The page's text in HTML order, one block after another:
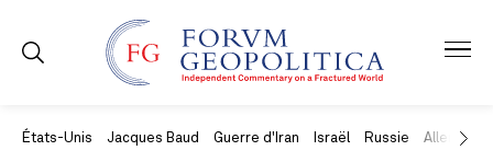
États-Unis Jacques Baud Guerre d'Iran Israël Russie Allemagne